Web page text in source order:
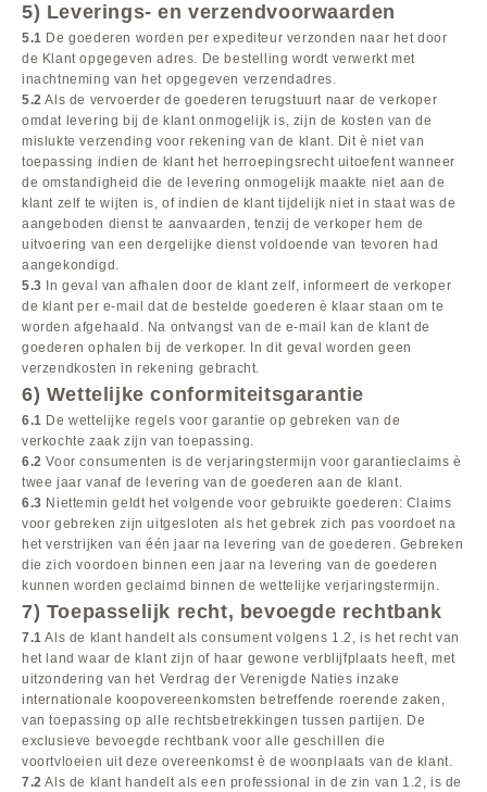
5) Leverings- en verzendvoorwaarden
5.1 De goederen worden per expediteur verzonden naar het door
de Klant opgegeven adres. De bestelling wordt verwerkt met
inachtneming van het opgegeven verzendadres.
5.2 Als de vervoerder de goederen terugstuurt naar de verkoper
omdat levering bij de klant onmogelijk is, zijn de kosten van de
mislukte verzending voor rekening van de klant. Dit è niet van
toepassing indien de klant het herroepingsrecht uitoefent wanneer
de omstandigheid die de levering onmogelijk maakte niet aan de
klant zelf te wijten is, of indien de klant tijdelijk niet in staat was de
aangeboden dienst te aanvaarden, tenzij de verkoper hem de
uitvoering van een dergelijke dienst voldoende van tevoren had
aangekondigd.
5.3 In geval van afhalen door de klant zelf, informeert de verkoper
de klant per e-mail dat de bestelde goederen è klaar staan om te
worden afgehaald. Na ontvangst van de e-mail kan de klant de
goederen ophalen bij de verkoper. In dit geval worden geen
verzendkosten in rekening gebracht.
6) Wettelijke conformiteitsgarantie
6.1 De wettelijke regels voor garantie op gebreken van de
verkochte zaak zijn van toepassing.
6.2 Voor consumenten is de verjaringstermijn voor garantieclaims è
twee jaar vanaf de levering van de goederen aan de klant.
6.3 Niettemin geldt het volgende voor gebruikte goederen: Claims
voor gebreken zijn uitgesloten als het gebrek zich pas voordoet na
het verstrijken van één jaar na levering van de goederen. Gebreken
die zich voordoen binnen een jaar na levering van de goederen
kunnen worden geclaimd binnen de wettelijke verjaringstermijn.
7) Toepasselijk recht, bevoegde rechtbank
7.1 Als de klant handelt als consument volgens 1.2, is het recht van
het land waar de klant zijn of haar gewone verblijfplaats heeft, met
uitzondering van het Verdrag der Verenigde Naties inzake
internationale koopovereenkomsten betreffende roerende zaken,
van toepassing op alle rechtsbetrekkingen tussen partijen. De
exclusieve bevoegde rechtbank voor alle geschillen die
voortvloeien uit deze overeenkomst è de woonplaats van de klant.
7.2 Als de klant handelt als een professional in de zin van 1.2, is de